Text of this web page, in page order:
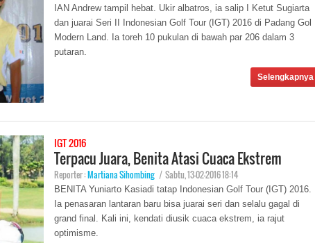
IAN Andrew tampil hebat. Ukir albatros, ia salip I Ketut Sugiarta
dan juarai Seri II Indonesian Golf Tour (IGT) 2016 di Padang Gol
Modern Land. Ia toreh 10 pukulan di bawah par 206 dalam 3
putaran.
Selengkapnya
IGT 2016
Terpacu Juara, Benita Atasi Cuaca Ekstrem
Reporter :Martiana Sihombing | Sabtu, 13-02-2016 18:14
BENITA Yuniarto Kasiadi tatap Indonesian Golf Tour (IGT) 2016.
Ia penasaran lantaran baru bisa juarai seri dan selalu gagal di
grand final. Kali ini, kendati diusik cuaca ekstrem, ia rajut
optimisme.